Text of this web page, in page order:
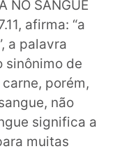
NO SANGUE
afirma: “a
a palavra
sinônimo de
carne, porém,
não
significa a
muitas